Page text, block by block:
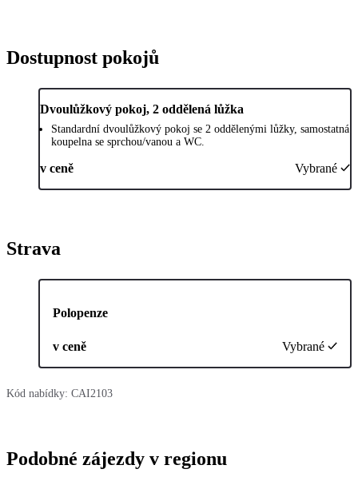
Dostupnost pokojů
Dvoulůžkový pokoj, 2 oddělená lůžka
Standardní dvoulůžkový pokoj se 2 oddělenými lůžky, samostatná
koupelna se sprchou/vanou a WC.
v ceně Vybrané
Strava
Polopenze
v ceně Vybrané
Kód nabídky: CAI2103
Podobné zájezdy v regionu